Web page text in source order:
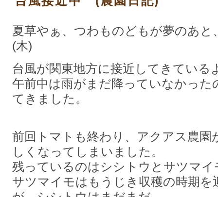
夏草やぁ、つわものどもが夢のあ
(木)
台風が関東地方に接近してきてい
午前中は雨がまだ降っていなかった
てきました。
前回トマトも終わり、アクアス農園
しくなってしまいました。
残っているのはシシトウとサツマイ
サツマイモはもうじき収穫の時期を